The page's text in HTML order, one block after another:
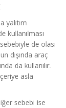
yalıtım
kullanılması
de olası
dışında araç
da kullanılır.
asla
sebebi ise